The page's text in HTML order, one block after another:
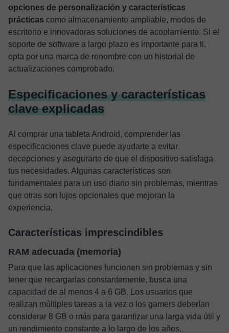
opciones de personalización y características
prácticas como almacenamiento ampliable, modos de
escritorio e innovadoras soluciones de acoplamiento. Si el
soporte de software a largo plazo es importante para ti,
opta por una marca de renombre con un historial de
actualizaciones comprobado.
Especificaciones y características
clave explicadas
Al comprar una tableta Android, comprender las
especificaciones clave puede ayudarte a evitar
decepciones y asegurarte de que el dispositivo satisfaga
tus necesidades. Algunas características son
fundamentales para un uso diario sin problemas, mientras
que otras son lujos opcionales que mejoran la
experiencia.
Características imprescindibles
RAM adecuada (memoria)
Para que las aplicaciones funcionen sin problemas y sin
tener que recargarlas constantemente, busca una
capacidad de al menos 4 a 6 GB. Los usuarios que
realizan múltiples tareas a la vez o los gamers deberían
considerar 8 GB o más para garantizar una larga vida útil y
un rendimiento constante a lo largo de los años.